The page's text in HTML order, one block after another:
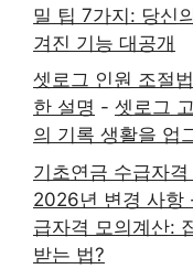
밀 팁 7가지: 당신
겨진 기능 대공개
셋로그 인원 조절
한 설명 - 셋로그
의 기록 생활을 업
기초연금 수급자
2026년 변경 사
급자격 모의계산:
받는 법?